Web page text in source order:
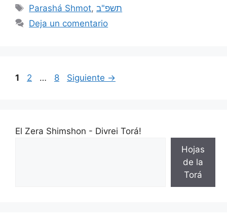
Parashá Shmot,תשפ"ב
Deja un comentario
1 2 … 8 Siguiente →
El Zera Shimshon - Divrei Torá!
Hojas
de la
Torá